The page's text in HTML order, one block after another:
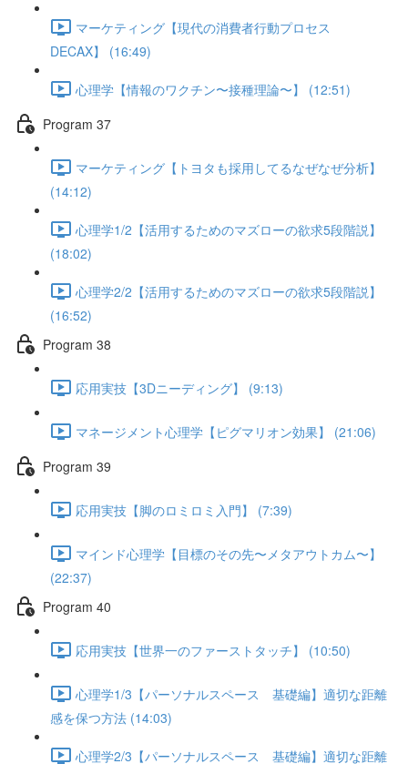
マーケティング【現代の消費者行動プロセス
DECAX】 (16:49)
心理学【情報のワクチン〜接種理論〜】 (12:51)
Program 37
マーケティング【トヨタも採用してるなぜなぜ分析】
(14:12)
心理学1/2【活用するためのマズローの欲求5段階説】
(18:02)
心理学2/2【活用するためのマズローの欲求5段階説】
(16:52)
Program 38
応用実技【3Dニーディング】 (9:13)
マネージメント心理学【ピグマリオン効果】 (21:06)
Program 39
応用実技【脚のロミロミ入門】 (7:39)
マインド心理学【目標のその先〜メタアウトカム〜】
(22:37)
Program 40
応用実技【世界一のファーストタッチ】 (10:50)
心理学1/3【パーソナルスペース 基礎編】適切な距離
感を保つ方法 (14:03)
心理学2/3【パーソナルスペース 基礎編】適切な距離